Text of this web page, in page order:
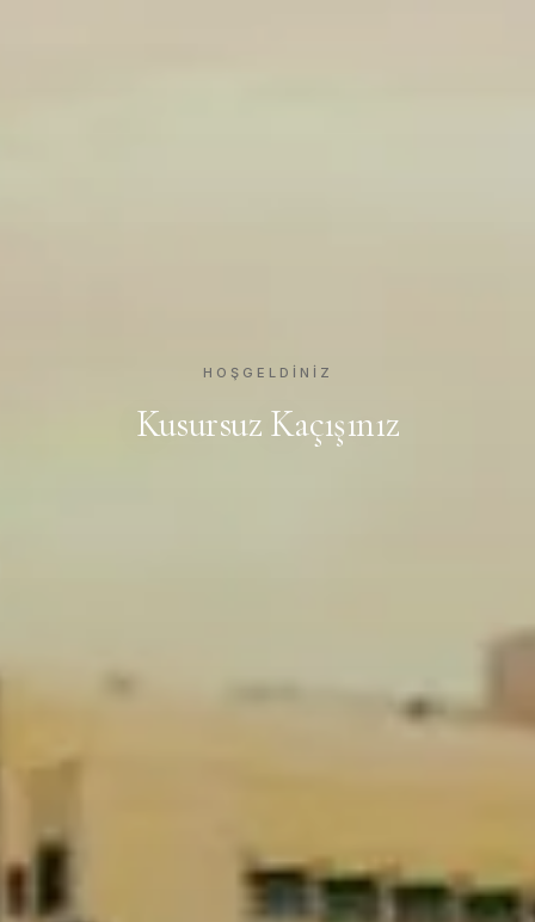
HOŞGELDINIZ
Kusursuz Kaçışınız